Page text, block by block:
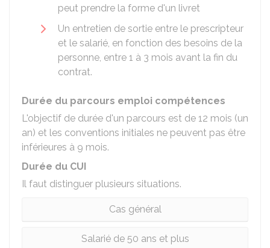
peut prendre la forme d'un livret
Un entretien de sortie entre le prescripteur
et le salarié, en fonction des besoins de la
personne, entre 1 à 3 mois avant la fin du
contrat.
Durée du parcours emploi compétences
L'objectif de durée d'un parcours est de 12 mois (un
an) et les conventions initiales ne peuvent pas être
inférieures à 9 mois.
Durée du CUI
Il faut distinguer plusieurs situations.
Cas général
Salarié de 50 ans et plus